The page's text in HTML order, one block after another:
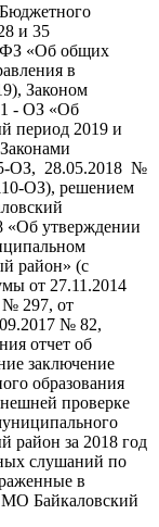
и 35
ФЗ «Об общих
в
Законом
- ОЗ «Об
период 2019 и
ОЗ, 28.05.2018 №
ОЗ), решением
«Об утверждении
район» (с
от 27.11.2014
№ 297, от
№ 82,
отчет об
заключение
образования
проверке
район за 2018 год
слушаний по
в
МО Байкаловский